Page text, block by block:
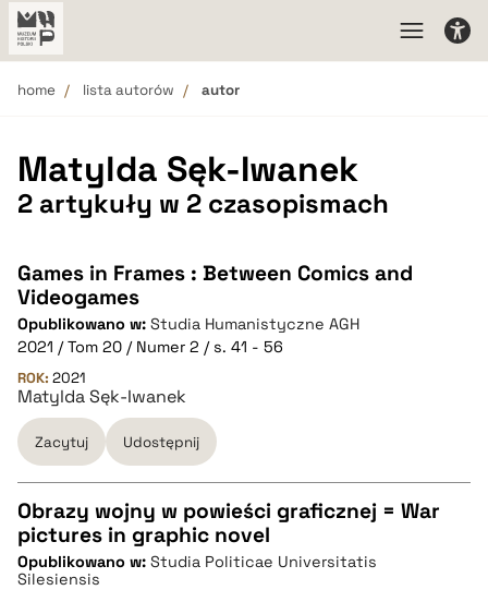
home lista autorów autor
Matylda Sęk-Iwanek
2 artykuły w 2 czasopismach
Games in Frames : Between Comics and
Videogames
Opublikowano w: Studia Humanistyczne AGH
2021 / Tom 20 / Numer 2 / s. 41 - 56
ROK: 2021
Matylda Sęk-Iwanek
Zacytuj Udostępnij
CZYSTY TEKST
Obrazy wojny w powieści graficznej = War
pictures in graphic novel
Opublikowano w: Studia Politicae Universitatis
Silesiensis